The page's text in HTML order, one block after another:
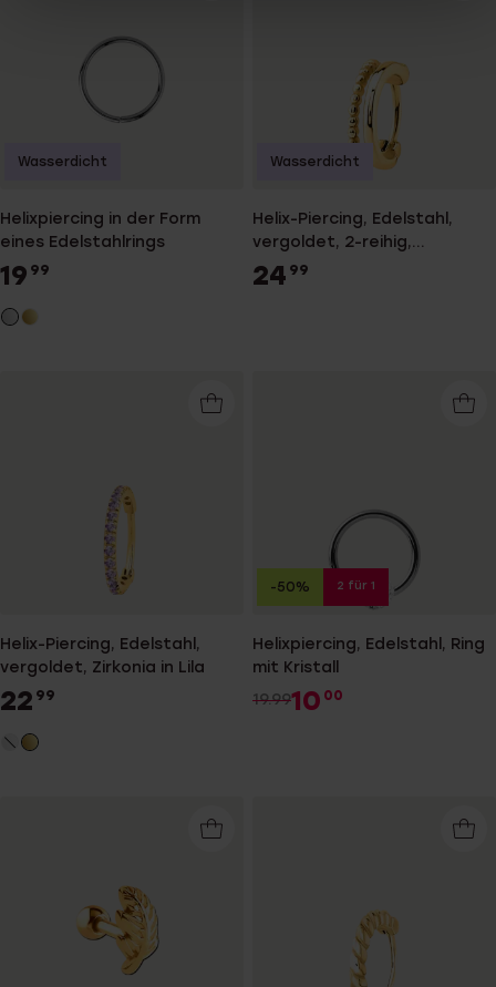
Helixpiercing in der Form
eines Edelstahlrings
19 99
Wasserdicht
Helix-Piercing, Edelstahl,
vergoldet, 2-reihig,
Kugel/glatt
24 99
Wasserdicht
Helix-Piercing, Edelstahl,
vergoldet, Zirkonia in Lila
22 99
Helixpiercing, Edelstahl, Ring
mit Kristall
19.9910 00
-50% 2 für 1